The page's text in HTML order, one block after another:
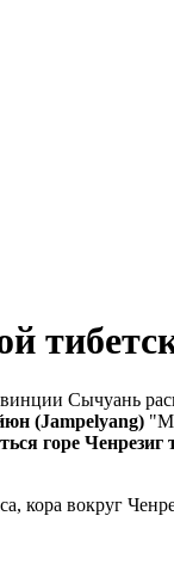
Сычуань
(Jampelyang)
горе